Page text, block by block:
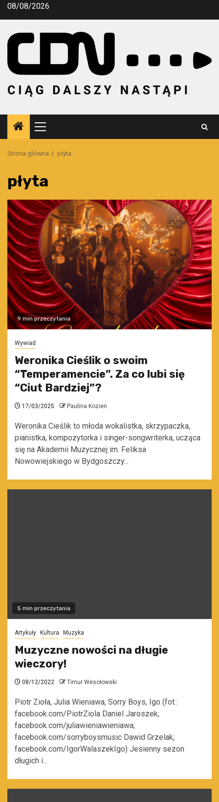
Przejdź
08/08/2026
Menu
główne
Strona główna płyta
płyta
9 min przeczytania
Wywiad
Weronika Cieślik o swoim
“Temperamencie”. Za co lubi się
“Ciut Bardziej”?
17/03/2025 Paulina Kozień
Weronika Cieślik to młoda wokalistka, skrzypaczka,
pianistka, kompozytorka i singer-songwriterka, ucząca
się na Akademii Muzycznej im. Feliksa
Nowowiejskiego w Bydgoszczy...
5 min przeczytania
Artykuły Kultura Muzyka
Muzyczne nowości na długie
wieczory!
08/12/2022 Timur Wesołowski
Piotr Zioła, Julia Wieniawa, Sorry Boys, Igo (fot.:
facebook.com/PiotrZiola Daniel Jaroszek;
facebook.com/juliawieniawieniawa;
facebook.com/sorryboysmusic Dawid Grzelak;
facebook.com/IgorWalaszekIgo) Jesienny sezon
długich i...